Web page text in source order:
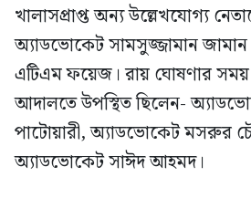
খালাসপ্রাপ্ত অন্য উল্লেখযোগ্য
অ্যাডভোকেট সামসুজ্জামান
এটিএম ফয়েজ। রায় ঘোষণার
আদালতে উপস্থিত ছিলেন-
পাটোয়ারী, অ্যাডভোকেট মসরুর
অ্যাডভোকেট সাঈদ আহমদ।